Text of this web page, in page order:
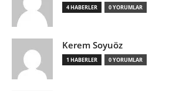
4 HABERLER 0 YORUMLAR
Kerem Soyuöz
1 HABERLER 0 YORUMLAR